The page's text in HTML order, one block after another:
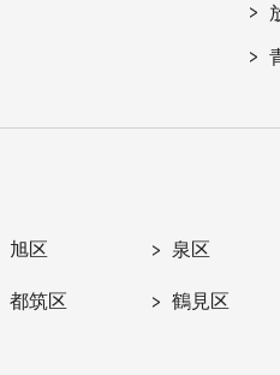
旭区 泉区
都筑区 鶴見区